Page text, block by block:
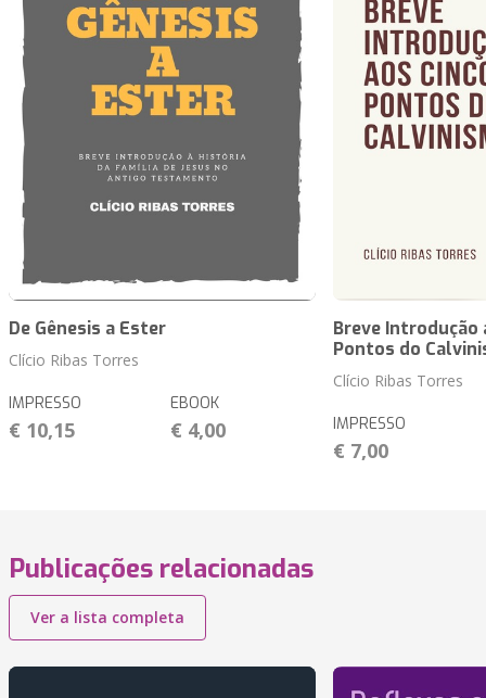
De Gênesis a Ester
Clício Ribas Torres
IMPRESSO
€ 10,15
EBOOK
€ 4,00
Breve Introdução
Pontos do
Clício Ribas Torres
IMPRESSO
€ 7,00
Publicações relacionadas
Ver a lista completa